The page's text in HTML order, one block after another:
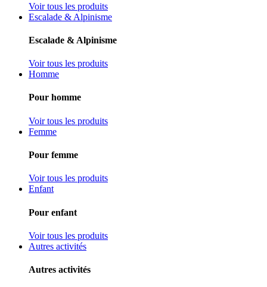
Voir tous les produits
Escalade & Alpinisme
Escalade & Alpinisme
Voir tous les produits
Homme
Pour homme
Voir tous les produits
Femme
Pour femme
Voir tous les produits
Enfant
Pour enfant
Voir tous les produits
Autres activités
Autres activités